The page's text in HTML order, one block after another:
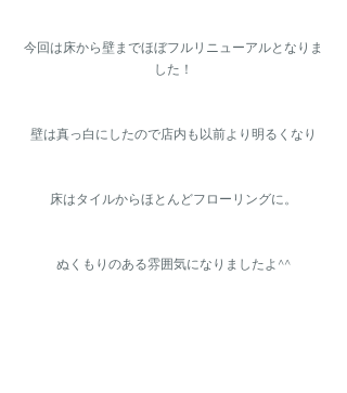
今回は床から壁までほぼフルリニューアルとなりま
した！
壁は真っ白にしたので店内も以前より明るくなり
床はタイルからほとんどフローリングに。
ぬくもりのある雰囲気になりましたよ^^